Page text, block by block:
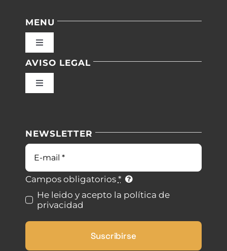
MENU
Toggle
Inicio
Blog
Contacto
AVISO LEGAL
Toggle
Condiciones de uso
Ley de cookies
Desistimiento
NEWSLETTER
Campos obligatorios *
He leido y acepto la política de
privacidad
Suscribirse